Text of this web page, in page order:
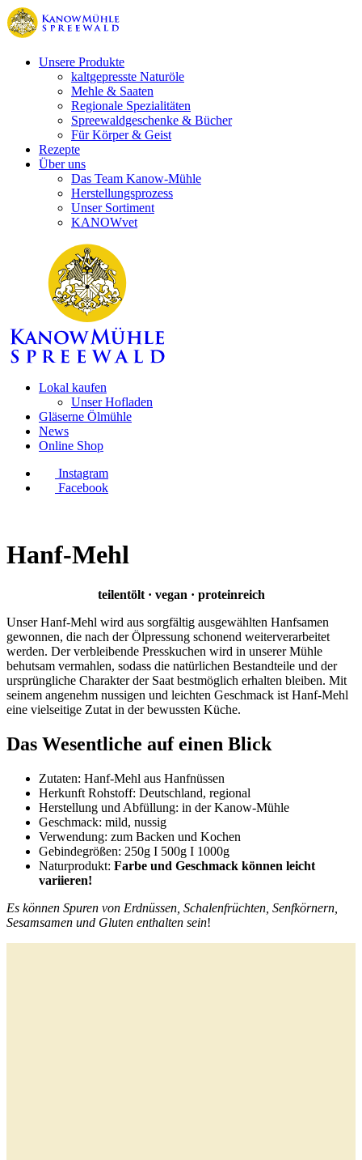
Unsere Produkte
kaltgepresste Naturöle
Mehle & Saaten
Regionale Spezialitäten
Spreewaldgeschenke & Bücher
Für Körper & Geist
Rezepte
Über uns
Das Team Kanow-Mühle
Herstellungsprozess
Unser Sortiment
KANOWvet
Lokal kaufen
Unser Hofladen
Gläserne Ölmühle
News
Online Shop
Instagram
Facebook
Hanf-Mehl
teilentölt · vegan · proteinreich
Unser Hanf-Mehl wird aus sorgfältig ausgewählten Hanfsamen
gewonnen, die nach der Ölpressung schonend weiterverarbeitet
werden. Der verbleibende Presskuchen wird in unserer Mühle
behutsam vermahlen, sodass die natürlichen Bestandteile und der
ursprüngliche Charakter der Saat bestmöglich erhalten bleiben. Mit
seinem angenehm nussigen und leichten Geschmack ist Hanf-Mehl
eine vielseitige Zutat in der bewussten Küche.
Das Wesentliche auf einen Blick
Zutaten: Hanf-Mehl aus Hanfnüssen
Herkunft Rohstoff: Deutschland, regional
Herstellung und Abfüllung: in der Kanow-Mühle
Geschmack: mild, nussig
Verwendung: zum Backen und Kochen
Gebindegrößen: 250g I 500g I 1000g
Naturprodukt: Farbe und Geschmack können leicht
variieren!
Es können Spuren von Erdnüssen, Schalenfrüchten, Senfkörnern,
Sesamsamen und Gluten enthalten sein!